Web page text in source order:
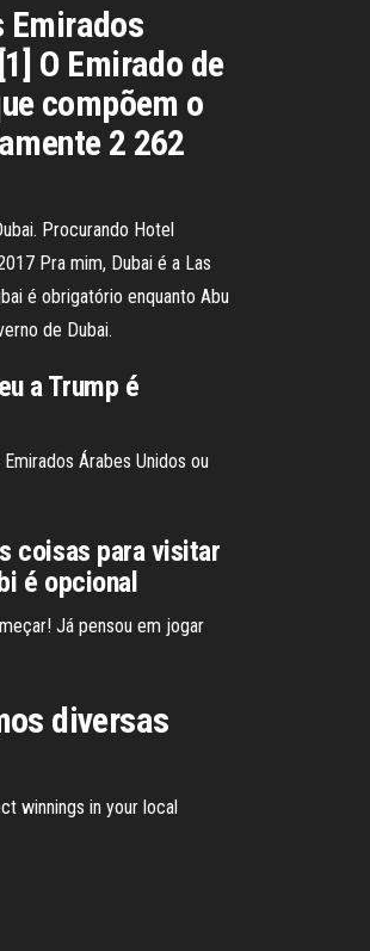
O Emirado de
compõem o
2 262
Procurando Hotel
Pra mim, Dubai é a Las
é obrigatório enquanto Abu
de Dubai.
a Trump é
Árabes Unidos ou
coisas para visitar
é opcional
Já pensou em jogar
diversas
winnings in your local